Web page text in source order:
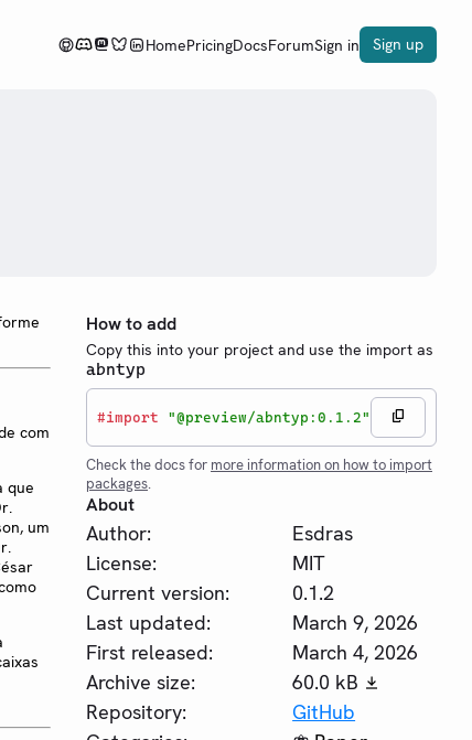
HomePricingDocsForumSign in Sign up
com
que
um
How to add
Copy this into your project and use the import as
abntyp
#import "@preview/abntyp:0.1.2"
Check the docs for more information on how to import
packages.
About
Author:
Esdras
License:
MIT
Current version:
0.1.2
Last updated:
March 9, 2026
First released:
March 4, 2026
Archive size:
60.0 kB
Repository:
GitHub